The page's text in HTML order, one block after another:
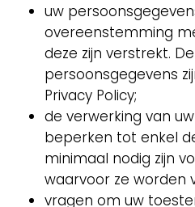
uw
overeenstemming
deze zijn verstrekt.
persoonsgegevens
Privacy Policy;
de verwerking van
beperken tot enkel
minimaal nodig zijn
waarvoor ze worden
vragen om uw